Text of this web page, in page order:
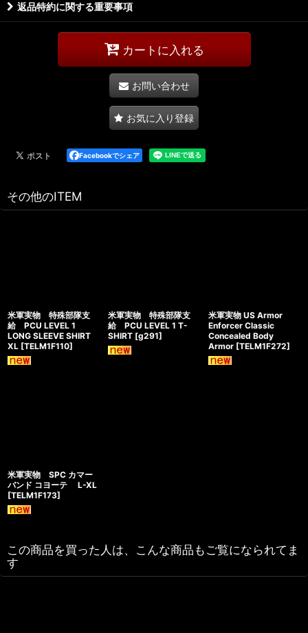
返品特約に関する重要事項
カートに入れる
お問い合わせ
お気に入り登録
Facebookでシェア
その他のITEM
米軍実物 特殊部隊支
給 PCU LEVEL 1
LONG SLEEVE SHIRT
XL [TELM1F110]
米軍実物 特殊部隊支
給 PCU LEVEL 1 T-
SHIRT [g291]
米軍実物 US Armor
Enforcer Classic
Concealed Body
Armor [TELM1F272]
米軍実物 SPC カマー
バンド コヨーテ L-XL
[TELM1F173]
この商品を買った人は、こんな商品もご覧になられてま
す